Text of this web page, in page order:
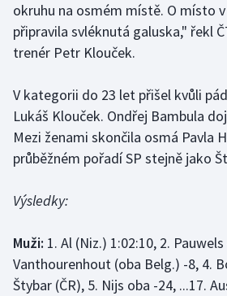
Motorsport
Olympijské hry
Parasport
Plavání
Plážový volejbal
Ragby
Rychlobruslení
Rychlostní kanoistika
okruhu na osmém místě. O místo
připravila svléknutá galuska," řekl
trenér Petr Klouček.
V kategorii do 23 let přišel kvůli
Lukáš Klouček. Ondřej Bambula
Mezi ženami skončila osmá Pavla
průběžném pořadí SP stejně jako
Výsledky:
Muži: 1. Al (Niz.) 1:02:10, 2. Pauwels
Vanthourenhout (oba Belg.) -8, 4.
Štybar (ČR), 5. Nijs oba -24, ...17.